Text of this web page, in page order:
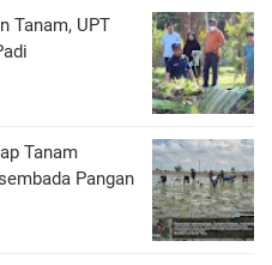
Tanam, UPT
Tanam
Pangan